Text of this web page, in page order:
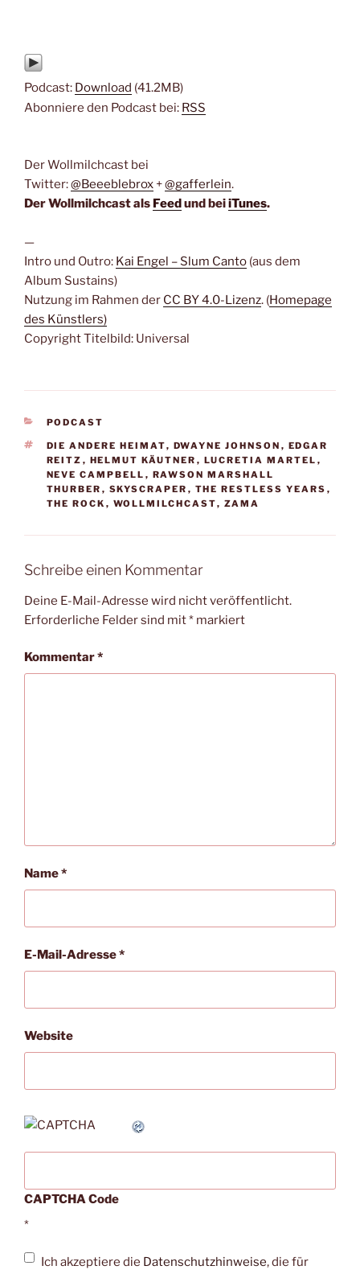
Podcast: Download (41.2MB)
Abonniere den Podcast bei: RSS
Der Wollmilchcast bei
Twitter:@Beeeblebrox +@gafferlein.
Der Wollmilchcast als Feedund beiiTunes.
—
Intro und Outro: Kai Engel – Slum Canto (aus dem
Album Sustains)
Nutzung im Rahmen der CC BY 4.0-Lizenz. (Homepage
des Künstlers)
Copyright Titelbild: Universal
KATEGORIEN
PODCAST
SCHLAGWÖRTER
DIE ANDERE HEIMAT, DWAYNE JOHNSON , EDGAR
REITZ , HELMUT KÄUTNER , LUCRETIA MARTEL ,
NEVE CAMPBELL , RAWSON MARSHALL
THURBER , SKYSCRAPER , THE RESTLESS YEARS ,
THE ROCK , WOLLMILCHCAST, ZAMA
Schreibe einen Kommentar
Deine E-Mail-Adresse wird nicht veröffentlicht.
Erforderliche Felder sind mit* markiert
Kommentar*
Name*
E-Mail-Adresse*
Website
CAPTCHA Code
*
Ich akzeptiere die Datenschutzhinweise, die für